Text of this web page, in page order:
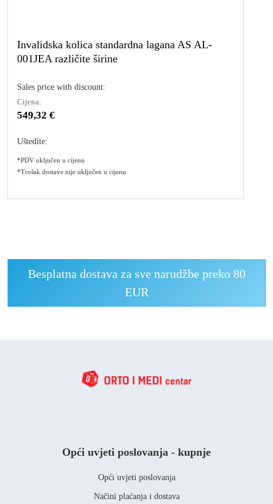
Invalidska kolica standardna lagana AS AL-
001JEA različite širine
Sales price with discount:
Cijena:
549,32 €
Uštedite:
*PDV uključen u cijenu
*Trošak dostave nije uključen u cijenu
Besplatna dostava za sve narudžbe preko 80
EUR
Opći uvjeti poslovanja - kupnje
Opći uvjeti poslovanja
Načini plaćanja i dostava